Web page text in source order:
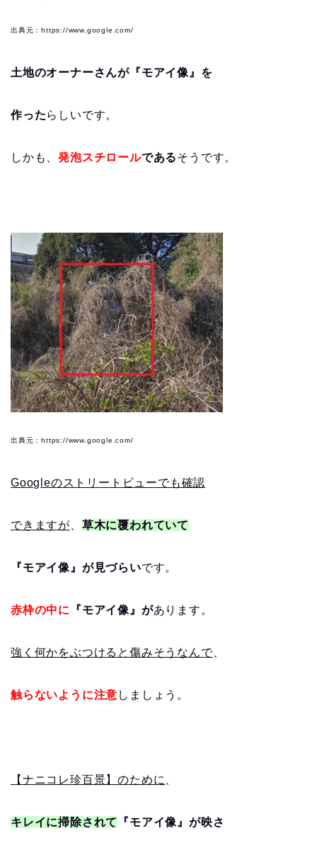
出典元：https://www.google.com/
土地のオーナーさんが『モアイ像』を
作ったらしいです。
しかも、発泡スチロールであるそうです。
出典元：https://www.google.com/
Googleのストリートビューでも確認
できますが 草木に覆われていて
『モアイ像』が見づらいです。
赤枠の中に 『モアイ像』があります。
強く何かをぶつけると傷みそうなんで、
触らないように注意 しましょう。
【ナニコレ珍百景】のために
キレイに掃除されて 『モアイ像』が映さ